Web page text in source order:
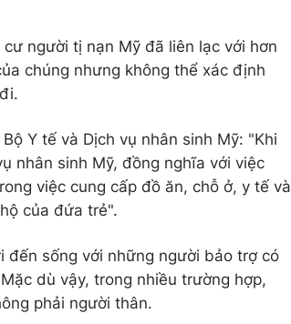
Tư vấn
người tị nạn Mỹ đã liên lạc với hơn
chúng nhưng không thể xác định
Y tế và Dịch vụ nhân sinh Mỹ: "Khi
nhân sinh Mỹ, đồng nghĩa với việc
việc cung cấp đồ ăn, chỗ ở, y tế và
của đứa trẻ".
đến sống với những người bảo trợ có
dù vậy, trong nhiều trường hợp,
phải người thân.